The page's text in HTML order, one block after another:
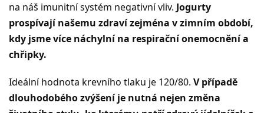
na náš imunitní systém negativní vliv. Jogurty
prospívají našemu zdraví zejména v zimním období,
kdy jsme více náchylní na respirační onemocnění a
chřipky.
Ideální hodnota krevního tlaku je 120/80. V případě
dlouhodobého zvýšení je nutná nejen změna